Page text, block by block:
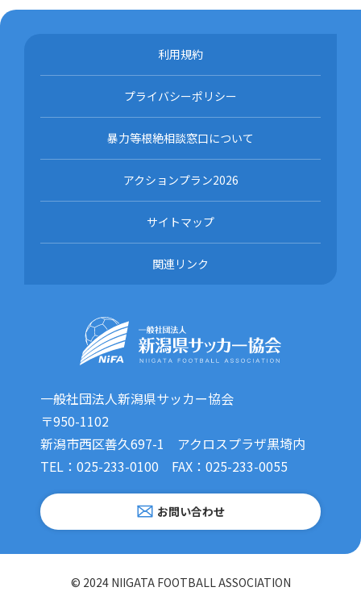
利用規約
プライバシーポリシー
暴力等根絶相談窓口について
アクションプラン2026
サイトマップ
関連リンク
一般社団法人新潟県サッカー協会
〒950-1102
新潟市西区善久697-1 アクロスプラザ黒埼内
TEL：025-233-0100 FAX：025-233-0055
お問い合わせ
© 2024 NIIGATA FOOTBALL ASSOCIATION